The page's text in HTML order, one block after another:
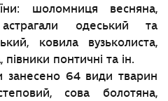
шоломниця весняна,
одеський та
ковила вузьколиста,
понтичні та ін.
занесено 64 види тварин
сова болотяна,